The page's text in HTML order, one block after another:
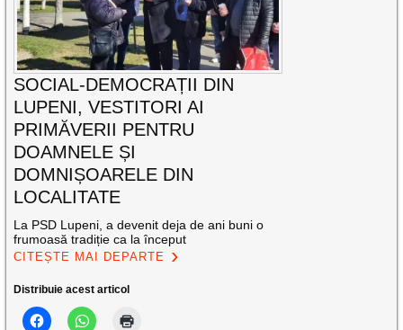
SOCIAL-DEMOCRAȚII DIN
LUPENI, VESTITORI AI
PRIMĂVERII PENTRU
DOAMNELE ȘI
DOMNIȘOARELE DIN
LOCALITATE
La PSD Lupeni, a devenit deja de ani buni o
frumoasă tradiție ca la început
CITEȘTE MAI DEPARTE
Distribuie acest articol